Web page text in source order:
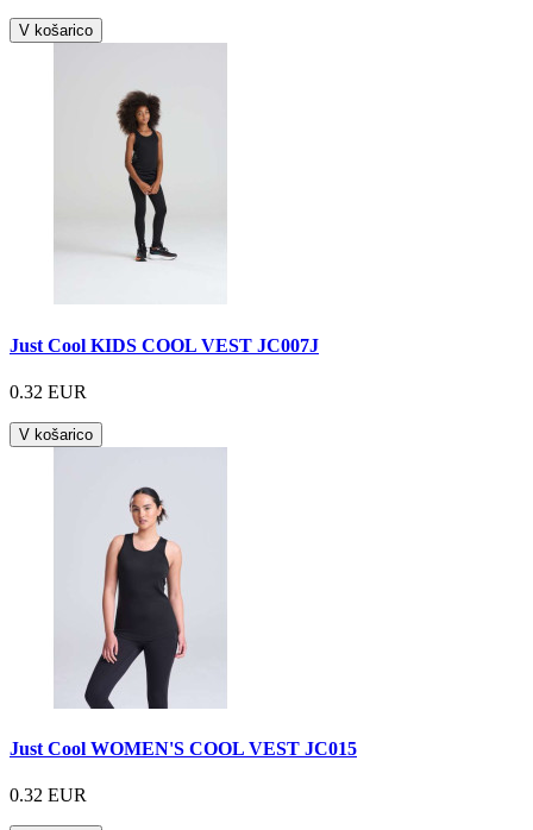
V košarico
Just Cool KIDS COOL VEST JC007J
0.32 EUR
V košarico
Just Cool WOMEN'S COOL VEST JC015
0.32 EUR